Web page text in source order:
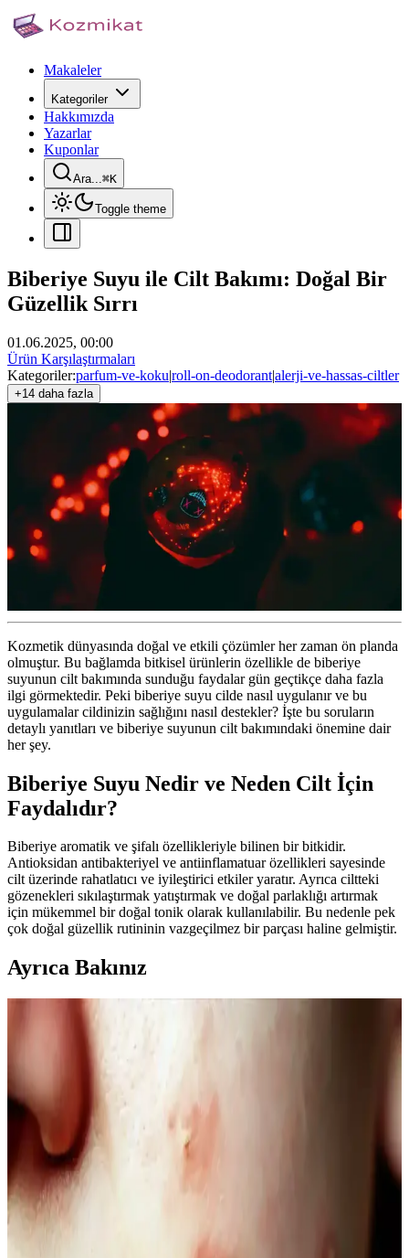
Makaleler
Kategoriler
Hakkımızda
Yazarlar
Kuponlar
Ara...⌘K
Toggle theme
Biberiye Suyu ile Cilt Bakımı: Doğal Bir
Güzellik Sırrı
01.06.2025, 00:00
Ürün Karşılaştırmaları
Kategoriler:parfum-ve-koku|roll-on-deodorant|alerji-ve-hassas-ciltler
+14 daha fazla
Kozmetik dünyasında doğal ve etkili çözümler her zaman ön planda
olmuştur. Bu bağlamda bitkisel ürünlerin özellikle de biberiye
suyunun cilt bakımında sunduğu faydalar gün geçtikçe daha fazla
ilgi görmektedir. Peki biberiye suyu cilde nasıl uygulanır ve bu
uygulamalar cildinizin sağlığını nasıl destekler? İşte bu soruların
detaylı yanıtları ve biberiye suyunun cilt bakımındaki önemine dair
her şey.
Biberiye Suyu Nedir ve Neden Cilt İçin
Faydalıdır?
Biberiye aromatik ve şifalı özellikleriyle bilinen bir bitkidir.
Antioksidan antibakteriyel ve antiinflamatuar özellikleri sayesinde
cilt üzerinde rahatlatıcı ve iyileştirici etkiler yaratır. Ayrıca ciltteki
gözenekleri sıkılaştırmak yatıştırmak ve doğal parlaklığı artırmak
için mükemmel bir doğal tonik olarak kullanılabilir. Bu nedenle pek
çok doğal güzellik rutininin vazgeçilmez bir parçası haline gelmiştir.
Ayrıca Bakınız
Kahve Siyah ve Yarı Kalıcı Saç Renkleri: Doğal ve
Güncel Bir Tercih Rehberi
Kahve siyah ve yarı kalıcı saç renkleri, doğal görünüm ve bakım
kolaylığı sunar. Bu rehberde renk özellikleri, uygulama ve bakım
ipuçlarıyla saçınıza şıklık katın.
Doğal Denge ve Güzellik Arasındaki Bağlantı:
Güncel Trendler ve Doğal Bakım Yöntemleri
Doğal dengeyi koruma ve güzelliği destekleme yöntemleri, organik
ürünler ve yaşam tarzı alışkanlıklarıyla sağlanıyor. Güncel trendler
ve bilimsel araştırmalar, doğallığın güzellikteki önemini vurguluyor.